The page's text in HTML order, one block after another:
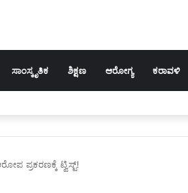
ಸಾಂಸ್ಕೃತಿಕ ಶಿಕ್ಷಣ ಆರೋಗ್ಯ ಕರಾವಳಿ
ಪ್ರಕರಣಕ್ಕೆ ಟ್ವಿಸ್ಟ್!